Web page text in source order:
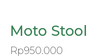
Moto Stool
Rp950.000